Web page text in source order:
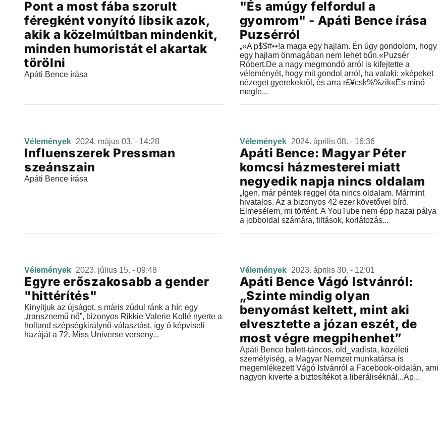
Pont a most fába szorult
féregként vonyító libsik azok,
akik a közelmúltban mindenkit,
minden humoristát el akartak
törölni
Apáti Bence írása
"És amúgy felfordul a
gyomrom" - Apáti Bence írása
Puzsérról
„»A p$$#••!a maga egy hajlam. Én úgy gondolom, hogy
egy hajlam önmagában nem lehet bűn.«Puzsér
Róbert.De a nagy megmondó arról is kifejtette a
véleményét, hogy mit gondol arról, ha valaki: »képeket
nézeget gyerekekről, és arra r£¥csk%%zik«És minő
megle...
Vélemények 2024. május 03. - 14:28
Influenszerek Pressman
szeánszain
Apáti Bence írása
Vélemények 2024. április 08. - 16:36
Apáti Bence: Magyar Péter
komcsi házmesterei miatt
negyedik napja nincs oldalam
„Igen, már péntek reggel óta nincs oldalam. Mármint
hivatalos. Az a bizonyos 42 ezer követővel bíró.
Elmesélem, mi történt. A YouTube nem épp hazai pálya
a jobboldal számára, tiltások, korlátozás...
Vélemények 2023. július 15. - 09:48
Egyre erőszakosabb a gender
"hittérítés"
Kinyitjuk az újságot, s máris zúdul ránk a hír: egy
„transznemű nő”, bizonyos Rikkie Valerie Kollé nyerte a
holland szépségkirálynő-választást, így ő képviseli
hazáját a 72. Miss Universe verseny...
Vélemények 2023. április 30. - 12:01
Apáti Bence Vágó Istvánról:
„Szinte mindig olyan
benyomást keltett, mint aki
elvesztette a józan eszét, de
most végre megpihenhet”
Apáti Bence balett-táncos, old_vadista, közéleti
személyiség, a Magyar Nemzet munkatársa is
megemlékezett Vágó Istvánról a Facebook-oldalán, ami
nagyon kiverte a biztosítékot a liberáliséknál...Ap...